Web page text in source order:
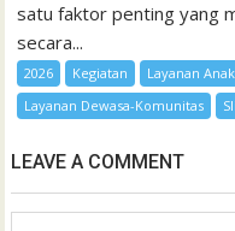
satu faktor penting yang
secara...
2026 Kegiatan
Layanan
Layanan Dewasa-Komunitas
LEAVE A COMMENT